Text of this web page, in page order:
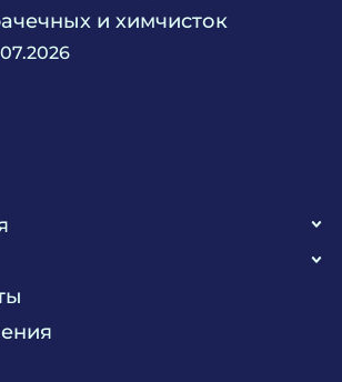
и химчисток
и запасных частей